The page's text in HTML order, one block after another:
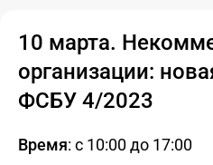
10 марта.
организации:
ФСБУ 4/2023
Время: с 10:00 до 17:00